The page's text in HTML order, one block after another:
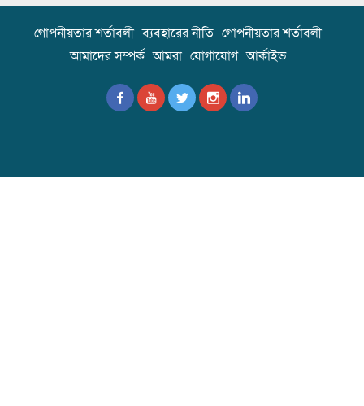
গোপনীয়তার শর্তাবলী ব্যবহারের নীতি গোপনীয়তার শর্তাবলী
আমাদের সম্পর্ক আমরা যোগাযোগ আর্কাইভ